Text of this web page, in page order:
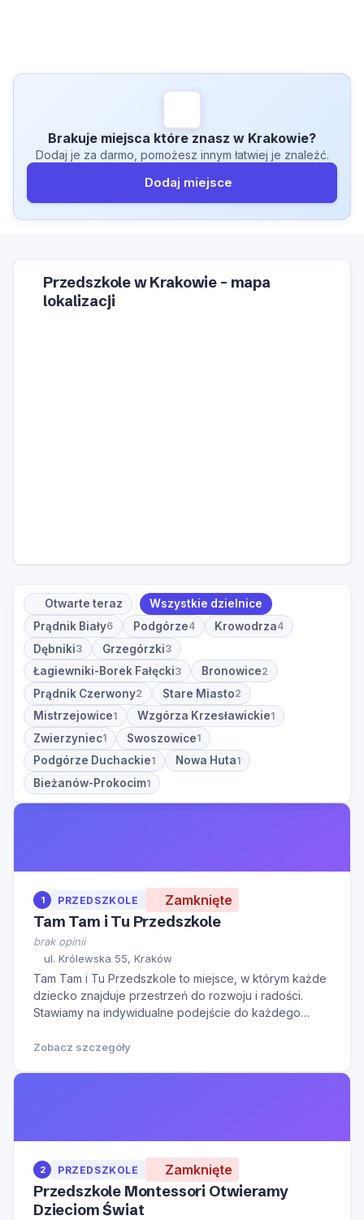
Brakuje miejsca które znasz w Krakowie?
Dodaj je za darmo, pomożesz innym łatwiej je znaleźć.
Dodaj miejsce
Otwarte teraz
Wszystkie dzielnice
Prądnik Biały6 Podgórze4 Krowodrza4
Dębniki3 Grzegórzki3
Łagiewniki-Borek Fałęcki3 Bronowice2
Prądnik Czerwony2 Stare Miasto2
Mistrzejowice1 Wzgórza Krzesławickie1
Zwierzyniec1 Swoszowice1
Podgórze Duchackie1 Nowa Huta1
Bieżanów-Prokocim1
1 PRZEDSZKOLE Zamknięte
Tam Tam i Tu Przedszkole
brak opinii
ul. Królewska 55, Kraków
Tam Tam i Tu Przedszkole to miejsce, w którym każde
dziecko znajduje przestrzeń do rozwoju i radości.
Stawiamy na indywidualne podejście do każdego
Dzieci w naszym przedszkolu biorą udział w
Zobacz szczegóły
2 PRZEDSZKOLE Zamknięte
Przedszkole Montessori Otwieramy
Dzieciom Świat
Przedszkole w Krakowie – mapa
lokalizacji